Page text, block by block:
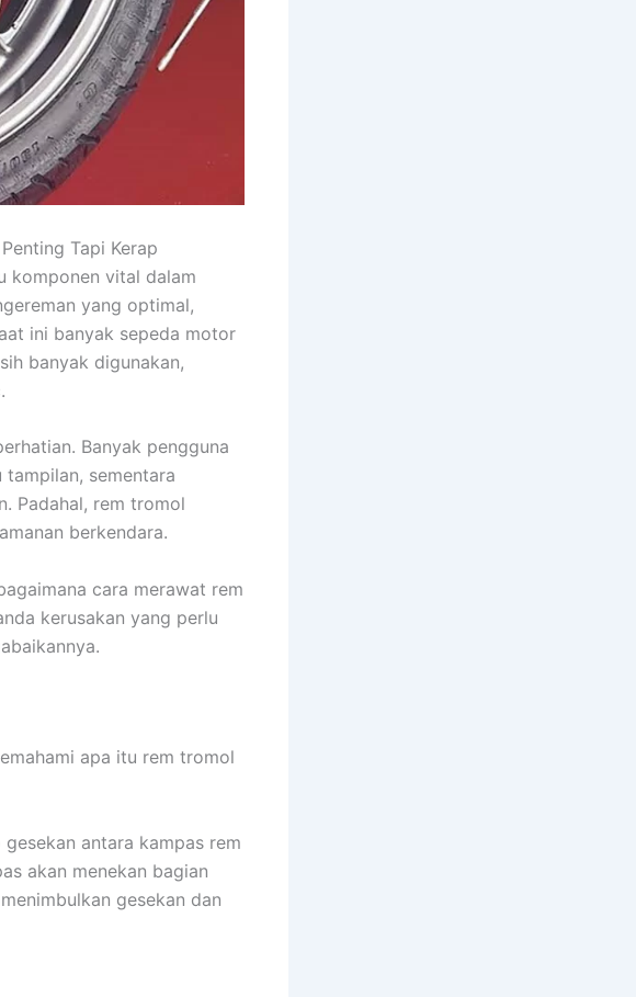
Tapi Kerap
komponen vital dalam
yang optimal,
ini banyak sepeda motor
banyak digunakan,
Banyak pengguna
sementara
Padahal, rem tromol
berkendara.
cara merawat rem
kerusakan yang perlu
apa itu rem tromol
antara kampas rem
akan menekan bagian
gesekan dan